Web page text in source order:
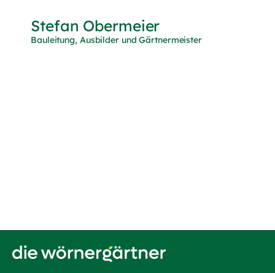
Stefan Obermeier
Bauleitung, Ausbilder und Gärtnermeister
Zur Startseite von Die Wörnergärtner